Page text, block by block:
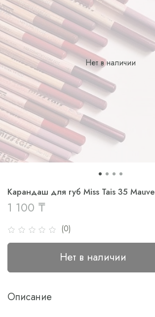
Нет в наличии
(0)
Карандаш для губ Miss Tais 35 Mauve
1 100 ₸
Нет в наличии
Описание